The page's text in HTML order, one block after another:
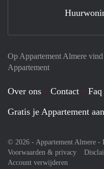
Op Appartement Almere
Appartement
Over ons Contact Faq
Gratis je Appartement
© 2026 - Appartement Almere -
Voorwaarden & privacy
Account verwijderen